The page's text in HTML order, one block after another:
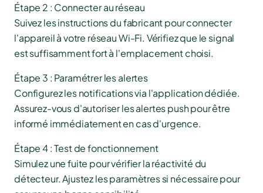
Étape 2 : Connecter au réseau
Suivez les instructions du fabricant pour connecter
l'appareil à votre réseau Wi-Fi. Vérifiez que le signal
est suffisamment fort à l'emplacement choisi.
Étape 3 : Paramétrer les alertes
Configurez les notifications via l'application dédiée.
Assurez-vous d'autoriser les alertes push pour être
informé immédiatement en cas d'urgence.
Étape 4 : Test de fonctionnement
Simulez une fuite pour vérifier la réactivité du
détecteur. Ajustez les paramètres si nécessaire pour